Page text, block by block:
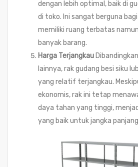
dengan lebih optimal, baik di
di toko. Ini sangat berguna
memiliki ruang terbatas
banyak barang.
Harga Terjangkau
lainnya, rak gudang besi siku
yang relatif terjangkau.
ekonomis, rak ini tetap
daya tahan yang tinggi,
yang baik untuk jangka